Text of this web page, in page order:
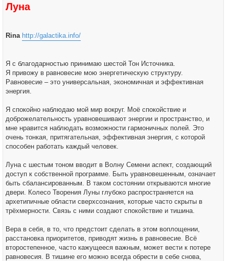
Луна
Rina http://galactika.info/
Я с благодарностью принимаю шестой Тон Источника.
Я привожу в равновесие мою энергетическую структуру.
Равновесие – это универсальная, экономичная и эффективная
энергия.
Я спокойно наблюдаю мой мир вокруг. Моё спокойствие и
доброжелательность уравновешивают энергии и пространство, и
мне нравится наблюдать возможности гармоничных полей. Это
очень тонкая, притягательная, эффективная энергия, с которой
способен работать каждый человек.
Луна с шестым тоном вводит в Волну Семени аспект, создающий
доступ к собственной программе. Быть уравновешенным, означает
быть сбалансированным. В таком состоянии открываются многие
двери. Колесо Творения Луны глубоко распространяется на
архетипичные области сверхсознания, которые часто скрыты в
трёхмерности. Связь с ними создают спокойствие и тишина.
Вера в себя, в то, что предстоит сделать в этом воплощении,
расстановка приоритетов, приводят жизнь в равновесие. Всё
второстепенное, часто кажущееся важным, может вести к потере
равновесия. В тишине его можно всегда обрести в себе снова,